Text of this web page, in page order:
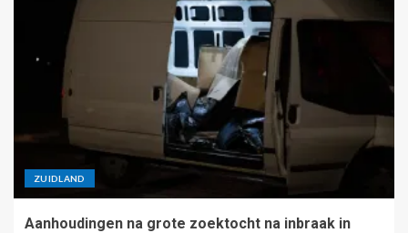
ZUIDLAND
Aanhoudingen na grote zoektocht na inbraak in